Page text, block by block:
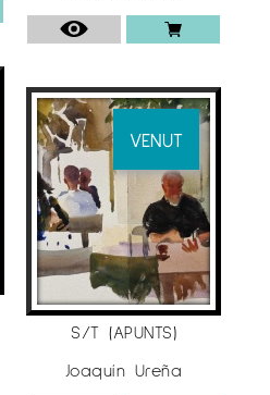
VENUT
S/T (APUNTS)
Joaquín Ureña